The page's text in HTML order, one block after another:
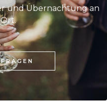
und Übernachtung an